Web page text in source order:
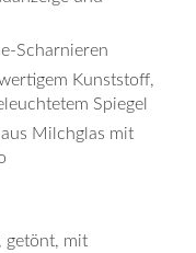
Scharnieren
Kunststoff,
Spiegel
Milchglas mit
getönt, mit